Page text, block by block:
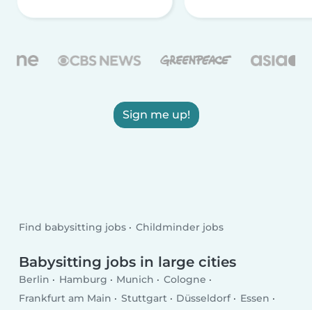
Sign me up!
Find babysitting jobs Childminder jobs
Babysitting jobs in large cities
Berlin Hamburg Munich
Cologne
Frankfurt am Main
Stuttgart Düsseldorf
Essen